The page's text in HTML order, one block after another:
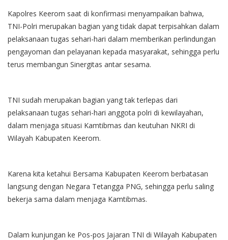
Kapolres Keerom saat di konfirmasi menyampaikan bahwa,
TNI-Polri merupakan bagian yang tidak dapat terpisahkan dalam
pelaksanaan tugas sehari-hari dalam memberikan perlindungan
pengayoman dan pelayanan kepada masyarakat, sehingga perlu
terus membangun Sinergitas antar sesama.
TNI sudah merupakan bagian yang tak terlepas dari
pelaksanaan tugas sehari-hari anggota polri di kewilayahan,
dalam menjaga situasi Kamtibmas dan keutuhan NKRI di
Wilayah Kabupaten Keerom.
Karena kita ketahui Bersama Kabupaten Keerom berbatasan
langsung dengan Negara Tetangga PNG, sehingga perlu saling
bekerja sama dalam menjaga Kamtibmas.
Dalam kunjungan ke Pos-pos Jajaran TNI di Wilayah Kabupaten